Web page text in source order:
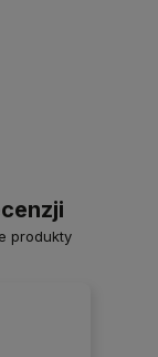
produkty